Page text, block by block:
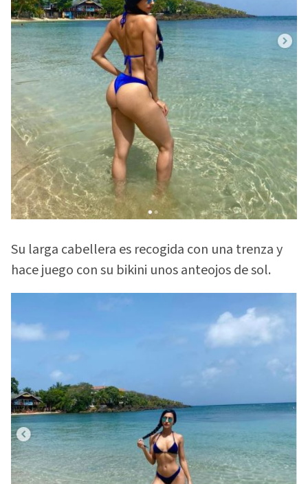
Su larga cabellera es recogida con una trenza y
hace juego con su bikini unos anteojos de sol.